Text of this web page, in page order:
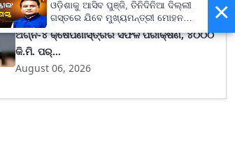
August 06, 2026
ଅଗ୍ନି-୪ କ୍ଷେପଣାସ୍ତ୍ରର ସଫଳ ପରୀକ୍ଷଣ, ୪୦୦୦
କି.ମି. ପର୍...
August 06, 2026
×
ଓଡ଼ିଶାକୁ ଆସିବ ପୁଞ୍ଜି, ତିନିଦିନିଆ ଦିଲ୍ଲୀ
ଗସ୍ତରେ ଯିବେ ମୁଖ୍ୟମନ୍ତ୍ରୀ ମୋହନ
ମାଝୀ